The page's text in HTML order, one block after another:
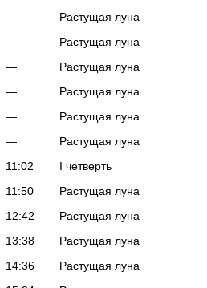
—
Растущая луна
—
Растущая луна
—
Растущая луна
—
Растущая луна
—
Растущая луна
—
Растущая луна
11:02
I четверть
11:50
Растущая луна
12:42
Растущая луна
13:38
Растущая луна
14:36
Растущая луна